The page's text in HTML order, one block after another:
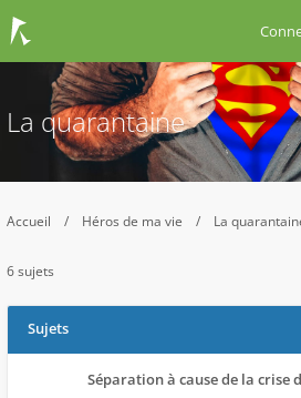
La quarantaine
Accueil Héros de ma vie La
6 sujets
Sujets
Séparation à cause de la crise